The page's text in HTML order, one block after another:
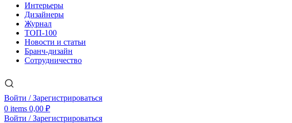
Интерьеры
Дизайнеры
Журнал
ТОП-100
Новости и статьи
Бранч-дизайн
Сотрудничество
Войти / Зарегистрироваться
0 items 0,00 ₽
Войти / Зарегистрироваться